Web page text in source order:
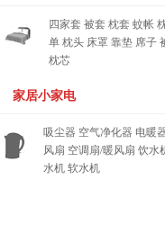
您的位置：------------
四家套 被套 枕套 蚊帐
单 枕头 床罩 靠垫 席子
枕芯
推广之道：400-667-5551
您的位置：------------
家居小家电
吸尘器 空气净化器 电暖
风扇 空调扇/暖风扇 饮水
水机 软水机